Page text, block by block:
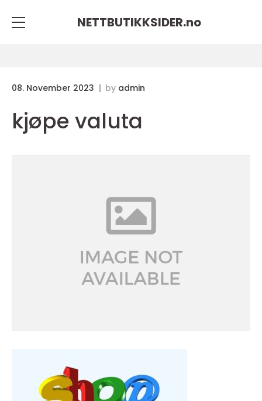
NETTBUTIKKSIDER.no
08. November 2023 by admin
kjøpe valuta